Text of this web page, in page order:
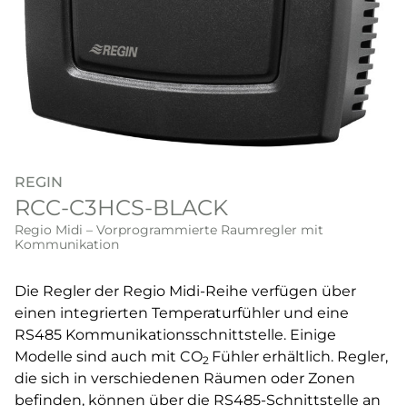
REGIN
RCC-C3HCS-BLACK
Regio Midi – Vorprogrammierte Raumregler mit
Kommunikation
Die Regler der Regio Midi-Reihe verfügen über
einen integrierten Temperaturfühler und eine
RS485 Kommunikationsschnittstelle. Einige
Modelle sind auch mit CO2 Fühler erhältlich. Regler,
die sich in verschiedenen Räumen oder Zonen
befinden, können über die RS485-Schnittstelle an